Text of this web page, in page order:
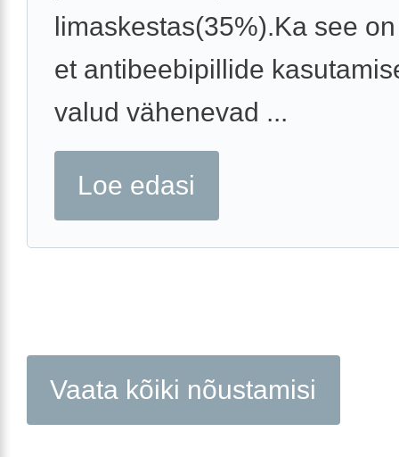
limaskestas(35%).Ka see
et antibeebipillide
valud vähenevad ...
Loe edasi
Vaata kõiki nõustamisi